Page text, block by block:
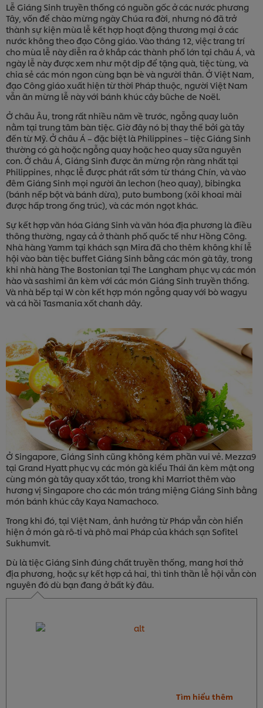
Lễ Giáng Sinh truyền thống có nguồn gốc ở các nước phương
Tây, vốn để chào mừng ngày Chúa ra đời, nhưng nó đã trở
thành sự kiện mùa lễ kết hợp hoạt động thương mại ở các
nước không theo đạo Công giáo. Vào tháng 12, việc trang trí
cho mùa lễ này diễn ra ở khắp các thành phố lớn tại châu Á, và
ngày lễ này được xem như một dịp để tặng quà, tiệc tùng, và
chia sẻ các món ngon cùng bạn bè và người thân. Ở Việt Nam,
đạo Công giáo xuất hiện từ thời Pháp thuộc, người Việt Nam
vẫn ăn mừng lễ này với bánh khúc cây bûche de Noël.
Ở châu Âu, trong rất nhiều năm về trước, ngỗng quay luôn
nằm tại trung tâm bàn tiệc. Giờ đây nó bị thay thế bởi gà tây
đến từ Mỹ. Ở châu Á – đặc biệt là Philippines – tiệc Giáng Sinh
thường có gà hoặc ngỗng quay hoặc heo quay sữa nguyên
con. Ở châu Á, Giáng Sinh được ăn mừng rộn ràng nhất tại
Philippines, nhạc lễ được phát rất sớm từ tháng Chín, và vào
đêm Giáng Sinh mọi người ăn lechon (heo quay), bibingka
(bánh nếp bột và bánh dừa), puto bumbong (xôi khoai mài
được hấp trong ống trúc), và các món ngọt khác.
Sự kết hợp văn hóa Giáng Sinh và văn hóa địa phương là điều
thông thường, ngay cả ở thành phố quốc tế như Hồng Công.
Nhà hàng Yamm tại khách sạn Mira đã cho thêm không khí lễ
hội vào bàn tiệc buffet Giáng Sinh bằng các món gà tây, trong
khi nhà hàng The Bostonian tại The Langham phục vụ các món
hào và sashimi ăn kèm với các món Giáng Sinh truyền thống.
Và nhà bếp tại W còn kết hợp món ngỗng quay với bò wagyu
và cá hồi Tasmania xốt chanh dây.
Ở Singapore, Giáng Sinh cũng không kém phần vui vẻ. Mezza9
tại Grand Hyatt phục vụ các món gà kiểu Thái ăn kèm mật ong
cùng món gà tây quay xốt táo, trong khi Marriot thêm vào
hương vị Singapore cho các món tráng miệng Giáng Sinh bằng
món bánh khúc cây Kaya Namachoco.
Trong khi đó, tại Việt Nam, ảnh hưởng từ Pháp vẫn còn hiển
hiện ở món gà rô-ti và phô mai Pháp của khách sạn Sofitel
Sukhumvit.
Dù là tiệc Giáng Sinh đúng chất truyền thống, mang hơi thở
địa phương, hoặc sự kết hợp cả hai, thì tinh thần lễ hội vẫn còn
nguyên đó dù bạn đang ở bất kỳ đâu.
Tìm hiểu thêm